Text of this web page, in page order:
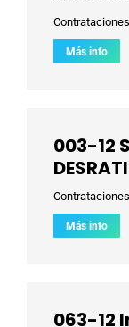
Más info
003-12
Más info
063-12